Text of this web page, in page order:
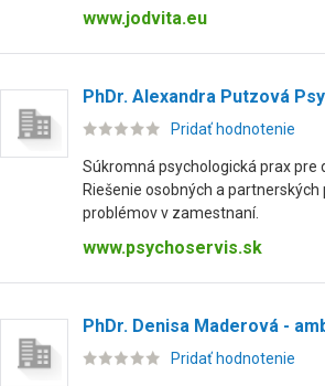
www.jodvita.eu
PhDr. Alexandra Putzová
Pridať hodnotenie
Súkromná psychologická prax pre
Riešenie osobných a partnerských
problémov v zamestnaní.
www.psychoservis.sk
PhDr. Denisa Maderová -
Pridať hodnotenie